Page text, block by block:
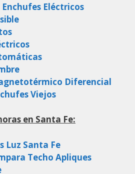
Eléctricos
Diferencial
Viejos
en Santa Fe:
Luz Santa Fe
Techo Apliques